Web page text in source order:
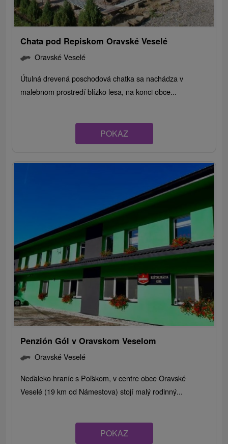
Chata pod Repiskom Oravské Veselé
Oravské Veselé
Útulná drevená poschodová chatka sa nachádza v
malebnom prostredí blízko lesa, na konci obce...
POKAZ
Penzión Gól v Oravskom Veselom
Oravské Veselé
Neďaleko hraníc s Poľskom, v centre obce Oravské
Veselé (19 km od Námestova) stojí malý rodinný...
POKAZ